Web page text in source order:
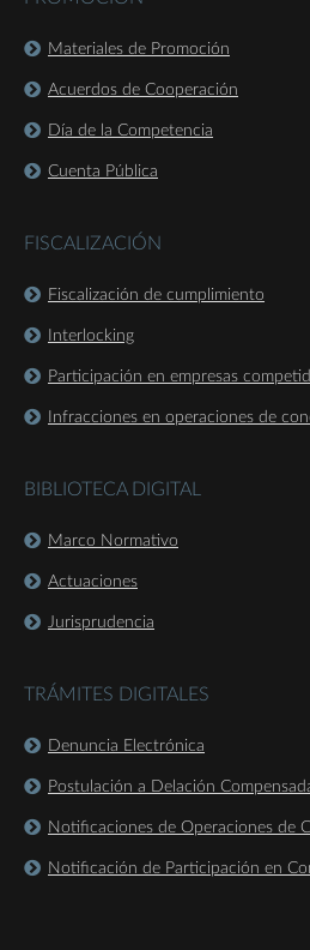
Materiales de Promoción
Acuerdos de Cooperación
Día de la Competencia
Cuenta Pública
FISCALIZACIÓN
Fiscalización de cumplimiento
Interlocking
Participación en empresas
Infracciones en operaciones de
BIBLIOTECA DIGITAL
Marco Normativo
Actuaciones
Jurisprudencia
TRÁMITES DIGITALES
Denuncia Electrónica
Postulación a Delación
Notificaciones de Operaciones de
Notificación de Participación en